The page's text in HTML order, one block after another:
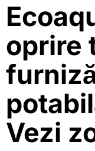
oprire
Vezi